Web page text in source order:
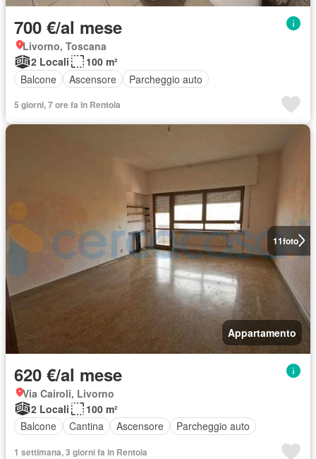
700 €/al mese
Livorno, Toscana
2 Locali
100 m²
Balcone
Ascensore Parcheggio auto
5 giorni, 7 ore fa in Rentola
11foto
Appartamento
620 €/al mese
Via Cairoli, Livorno
2 Locali
100 m²
Balcone
Cantina Ascensore Parcheggio auto
1 settimana, 3 giorni fa in Rentola